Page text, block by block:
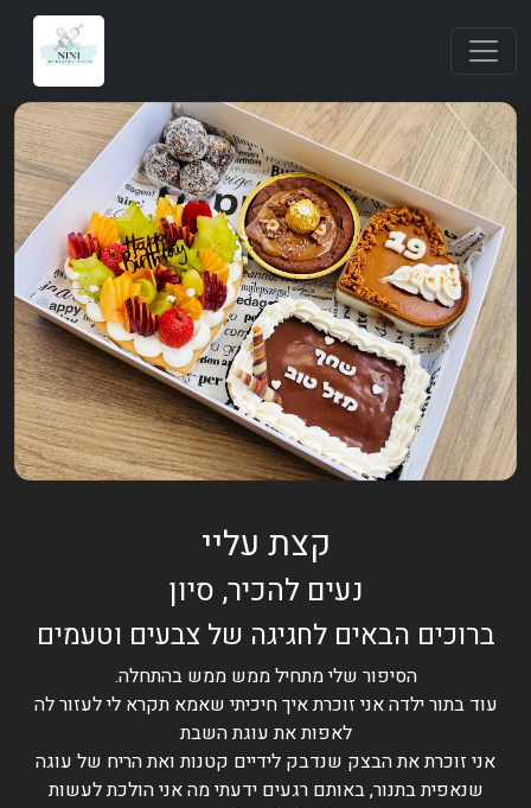
קצת עליי
נעים להכיר, סיון
ברוכים הבאים לחגיגה של צבעים וטעמים
הסיפור שלי מתחיל ממש ממש בהתחלה.
עוד בתור ילדה אני זוכרת איך חיכיתי שאמא תקרא לי לעזור לה
לאפות את עוגת השבת
אני זוכרת את הבצק שנדבק לידיים קטנות ואת הריח של עוגה
שנאפית בתנור, באותם רגעים ידעתי מה אני הולכת לעשות